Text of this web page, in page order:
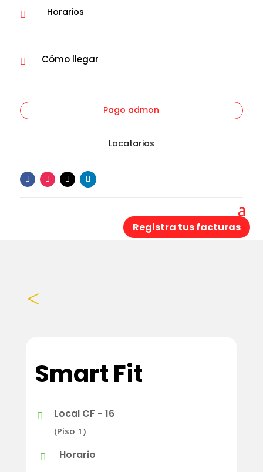
 Horarios
 Cómo llegar
Pago admon
Locatarios
Registra tus facturas
<
Smart Fit
 Local CF - 16
(Piso 1)
 Horario